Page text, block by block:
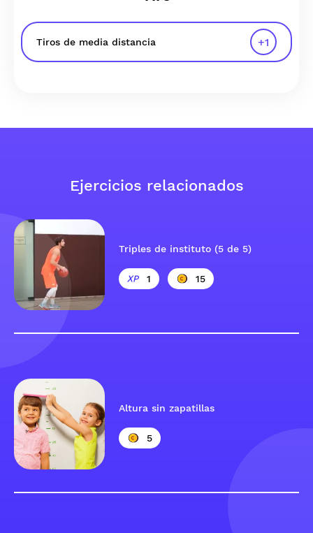
Tiros de media distancia +1
Ejercicios relacionados
Triples de instituto (5 de 5)
1 15
Altura sin zapatillas
5